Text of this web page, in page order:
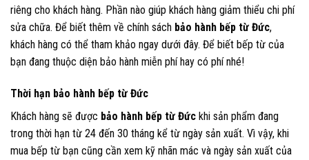
riêng cho khách hàng. Phần nào giúp khách hàng giảm thiểu chi phí
sửa chữa. Để biết thêm về chính sách bảo hành bếp từ Đức,
khách hàng có thể tham khảo ngay dưới đây. Để biết bếp từ của
bạn đang thuộc diện bảo hành miễn phí hay có phí nhé!
Thời hạn bảo hành bếp từ Đức
Khách hàng sẽ được bảo hành bếp từ Đức khi sản phẩm đang
trong thời hạn từ 24 đến 30 tháng kể từ ngày sản xuất. Vì vậy, khi
mua bếp từ bạn cũng cần xem kỹ nhãn mác và ngày sản xuất của